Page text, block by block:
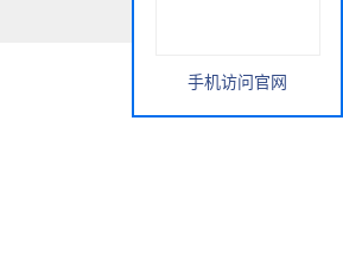
手机访问官网